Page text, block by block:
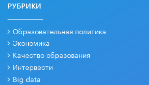
РУБРИКИ
Образовательная политика
Экономика
Качество образования
Интервести
Big data